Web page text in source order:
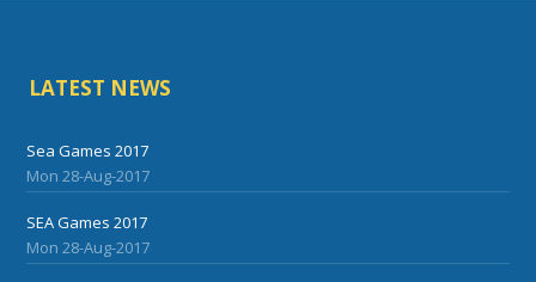
LATEST NEWS
Sea Games 2017
Mon 28-Aug-2017
SEA Games 2017
Mon 28-Aug-2017